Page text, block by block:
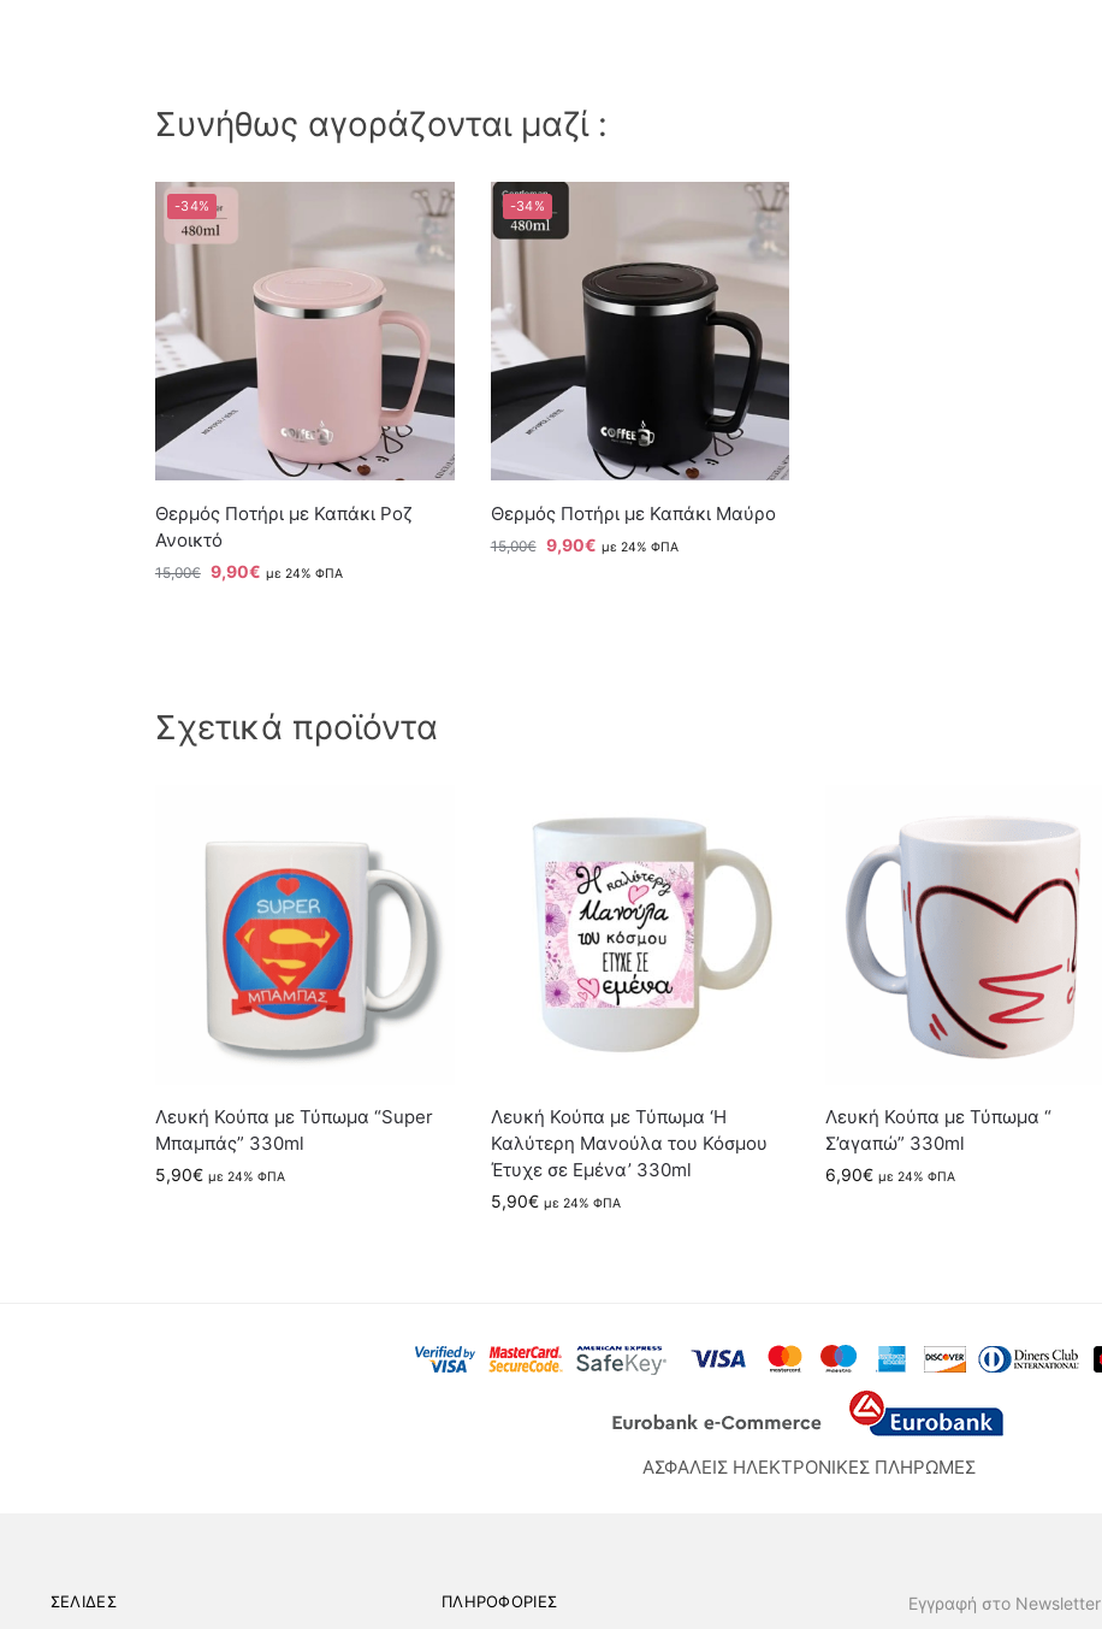
Συνήθως αγοράζονται μαζί :
-34%
Θερμός Ποτήρι με Καπάκι Ροζ
Ανοικτό
15,00€ 9,90€ με 24% ΦΠΑ
-34%
Θερμός Ποτήρι με Καπάκι Μαύρο
15,00€ 9,90€ με 24% ΦΠΑ
Σχετικά προϊόντα
Λευκή Κούπα με Τύπωμα “Super
Μπαμπάς” 330ml
5,90€ με 24% ΦΠΑ
Λευκή Κούπα με Τύπωμα ‘Η
Καλύτερη Μανούλα του Κόσμου
Έτυχε σε Εμένα’ 330ml
5,90€ με 24% ΦΠΑ
Λευκή Κούπα με Τύπωμα “
Σ’αγαπώ” 330ml
6,90€ με 24% ΦΠΑ
ΑΣΦΑΛΕΙΣ ΗΛΕΚΤΡΟΝΙΚΕΣ ΠΛΗΡΩΜΕΣ
ΣΕΛΙΔΕΣ ΠΛΗΡΟΦΟΡΙΕΣ Εγγραφή στο Newsletter